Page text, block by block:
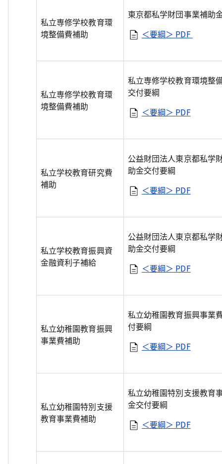
私立専修学校教育環
境整備費補助
東京都私学財団事業補助
＜要綱＞ PDF
私立専修学校教育環
境整備費補助
私立専修学校教育環境整
交付要綱
＜要綱＞ PDF
私立学校教育研究費
補助
公益財団法人東京都私学
助金交付要綱
＜要綱＞ PDF
私立学校教育振興資
金融資利子補給
公益財団法人東京都私学
助金交付要綱
＜要綱＞ PDF
私立幼稚園教育振興
事業費補助
私立幼稚園教育振興事業
付要綱
＜要綱＞ PDF
私立幼稚園特別支援
教育事業費補助
私立幼稚園特別支援教育
金交付要綱
＜要綱＞ PDF